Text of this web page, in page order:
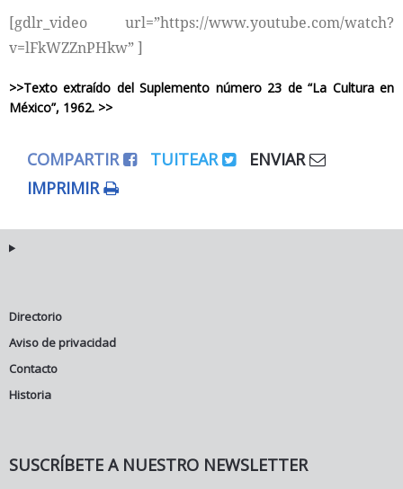
[gdlr_video url=”https://www.youtube.com/watch?
v=lFkWZZnPHkw” ]
>>Texto extraído del Suplemento número 23 de “La Cultura en
México”, 1962. >>
COMPARTIR TUITEAR
ENVIAR
IMPRIMIR
Directorio
Aviso de privacidad
Contacto
Historia
SUSCRÍBETE A NUESTRO NEWSLETTER